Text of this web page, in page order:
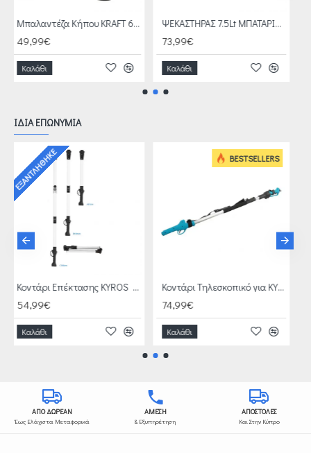
Μπαλαντέζα Κήπου KRAFT 607025 ΨΕΚΑΣΤΗΡΑΣ 7.5Lt ΜΠΑΤΑΡΙΑΣ 18V SOLO BULLE 633087
Καλάθι Καλάθι
ΙΔΙΑ ΕΠΩΝΥΜΙΑ
Κοντάρι Επέκτασης KYROS KY010
BESTSELLERS
Κοντάρι Τηλεσκοπικό για KYROS KY114
Καλάθι
1-30 ΗΜΈΡΕΣ
Καλάθι
ΑΠΟ ΔΩΡΕΑΝ
Έως Ελάχιστα Μεταφορικά
ΑΜΕΣΗ
& Εξυπηρέτηση
ΑΠΟΣΤΟΛΕΣ
Και Στην Κύπρο